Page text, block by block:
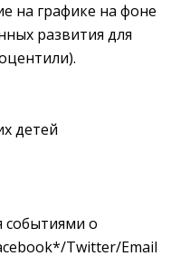
на графике на фоне
развития для
детей
событиями о
Twitter/Email